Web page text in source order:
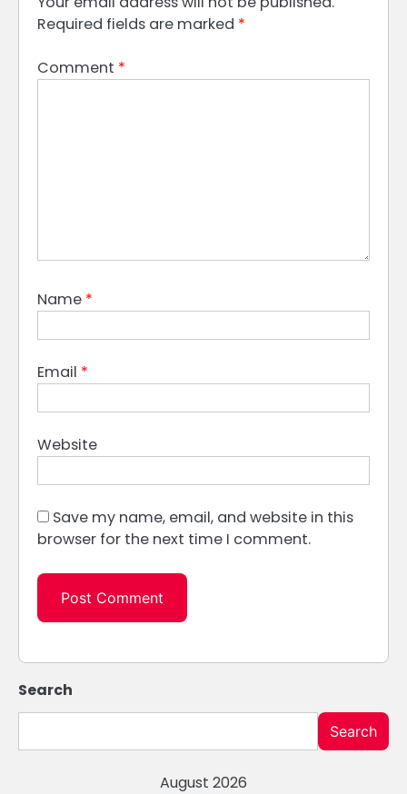
Required fields are marked *
Comment *
Name *
Email *
Website
Save my name, email, and website in this
browser for the next time I comment.
Search
Search
August 2026